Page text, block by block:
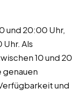
und 20:00 Uhr,
Als
10 und 20
genauen
und